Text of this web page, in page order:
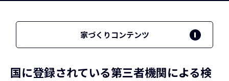
家づくりコンテンツ
国に登録されている第三者機関による検